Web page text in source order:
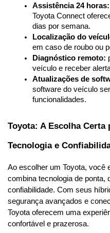
Assistência 24 horas:
Toyota Connect
dias por semana.
Localização do
em caso de roubo ou
Diagnóstico remoto:
veículo e receber
Atualizações de
software do veículo
funcionalidades.
Toyota: A Escolha Certa
Tecnologia e
Ao escolher um Toyota, você
combina tecnologia de ponta,
confiabilidade. Com seus
segurança avançados e
Toyota oferecem uma
confortável e prazerosa.